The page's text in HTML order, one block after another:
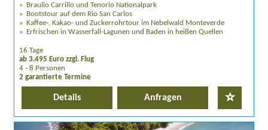
Braulio Carrillo und Tenorio Nationalpark
Bootstour auf dem Rio San Carlos
Kaffee-, Kakao- und Zuckerrohrtour im Nebelwald Monteverde
Erfrischen in Wasserfall-Lagunen und Baden in heißen Quellen
16 Tage
ab 3.495 Euro zzgl. Flug
4 - 8 Personen
2 garantierte Termine
Details Anfragen